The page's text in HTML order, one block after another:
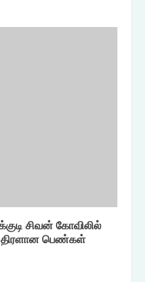
சிவன் கோவிலில்
பெண்கள்